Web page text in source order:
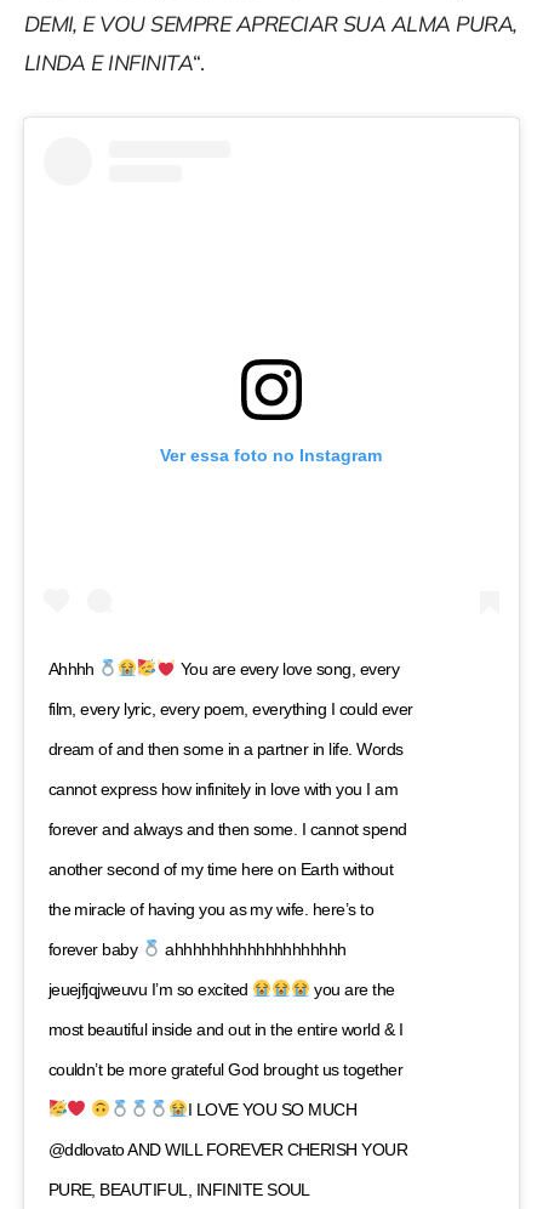
DEMI, E VOU SEMPRE APRECIAR SUA ALMA PURA,
LINDA E INFINITA“.
Ver essa foto no Instagram
Ahhhh You are every love song, every
film, every lyric, every poem, everything I could ever
dream of and then some in a partner in life. Words
cannot express how infinitely in love with you I am
forever and always and then some. I cannot spend
another second of my time here on Earth without
the miracle of having you as my wife. here’s to
forever baby ahhhhhhhhhhhhhhhhhhh
jeuejfjqjweuvu I’m so excited you are the
most beautiful inside and out in the entire world & I
couldn’t be more grateful God brought us together
I LOVE YOU SO MUCH
@ddlovato AND WILL FOREVER CHERISH YOUR
PURE, BEAUTIFUL, INFINITE SOUL